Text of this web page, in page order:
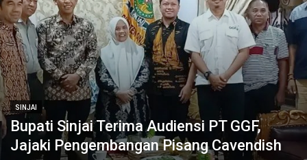
SINJAI
Bupati Sinjai Terima Audiensi PT GGF,
Jajaki Pengembangan Pisang Cavendish